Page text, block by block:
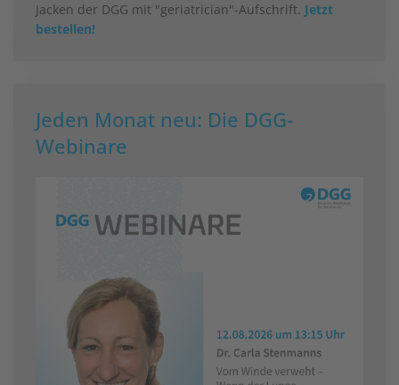
Jacken der DGG mit "geriatrician"-Aufschrift. Jetzt
bestellen!
Jeden Monat neu: Die DGG-
Webinare